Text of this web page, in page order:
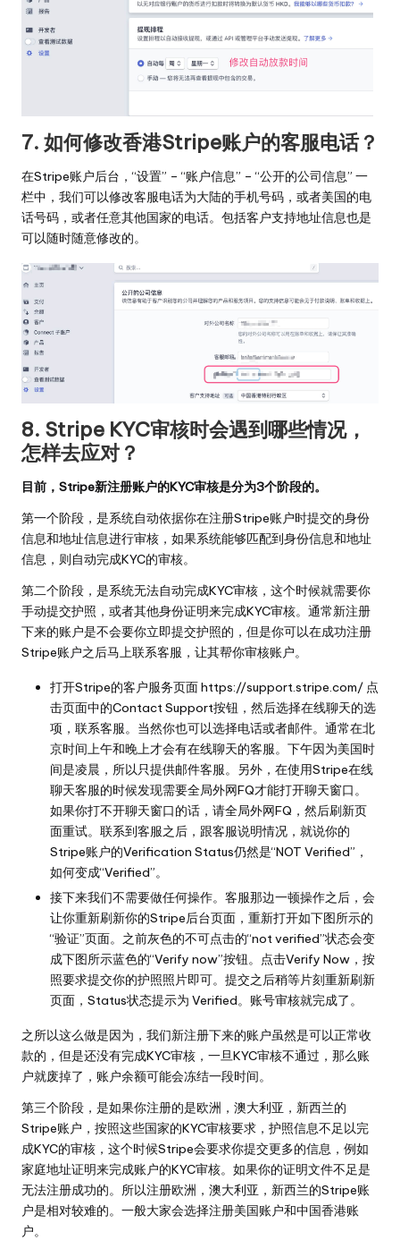
7. 如何修改香港Stripe账户的客服电话？
在Stripe账户后台，“设置” – “账户信息” – “公开的公司信息” 一
栏中，我们可以修改客服电话为大陆的手机号码，或者美国的电
话号码，或者任意其他国家的电话。包括客户支持地址信息也是
可以随时随意修改的。
8. Stripe KYC审核时会遇到哪些情况，
怎样去应对？
目前，Stripe新注册账户的KYC审核是分为3个阶段的。
第一个阶段，是系统自动依据你在注册Stripe账户时提交的身份
信息和地址信息进行审核，如果系统能够匹配到身份信息和地址
信息，则自动完成KYC的审核。
第二个阶段，是系统无法自动完成KYC审核，这个时候就需要你
手动提交护照，或者其他身份证明来完成KYC审核。通常新注册
下来的账户是不会要你立即提交护照的，但是你可以在成功注册
Stripe账户之后马上联系客服，让其帮你审核账户。
打开Stripe的客户服务页面https://support.stripe.com/ 点
击页面中的Contact Support按钮，然后选择在线聊天的选
项，联系客服。当然你也可以选择电话或者邮件。通常在北
京时间上午和晚上才会有在线聊天的客服。下午因为美国时
间是凌晨，所以只提供邮件客服。另外，在使用Stripe在线
聊天客服的时候发现需要全局外网FQ才能打开聊天窗口。
如果你打不开聊天窗口的话，请全局外网FQ，然后刷新页
面重试。联系到客服之后，跟客服说明情况，就说你的
Stripe账户的Verification Status仍然是“NOT Verified”，
如何变成“Verified”。
接下来我们不需要做任何操作。客服那边一顿操作之后，会
让你重新刷新你的Stripe后台页面，重新打开如下图所示的
“验证”页面。之前灰色的不可点击的“not verified”状态会变
成下图所示蓝色的“Verify now”按钮。点击Verify Now，按
照要求提交你的护照照片即可。提交之后稍等片刻重新刷新
页面，Status状态提示为 Verified。账号审核就完成了。
之所以这么做是因为，我们新注册下来的账户虽然是可以正常收
款的，但是还没有完成KYC审核，一旦KYC审核不通过，那么账
户就废掉了，账户余额可能会冻结一段时间。
第三个阶段，是如果你注册的是欧洲，澳大利亚，新西兰的
Stripe账户，按照这些国家的KYC审核要求，护照信息不足以完
成KYC的审核，这个时候Stripe会要求你提交更多的信息，例如
家庭地址证明来完成账户的KYC审核。如果你的证明文件不足是
无法注册成功的。所以注册欧洲，澳大利亚，新西兰的Stripe账
户是相对较难的。一般大家会选择注册美国账户和中国香港账
户。